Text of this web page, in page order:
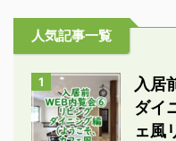
人気記事一覧
1
入居
ダイ
ェ風